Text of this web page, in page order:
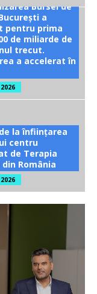
Bursei de
a
pentru prima
de miliarde de
trecut.
a accelerat în
la înființarea
centru
de Terapia
România